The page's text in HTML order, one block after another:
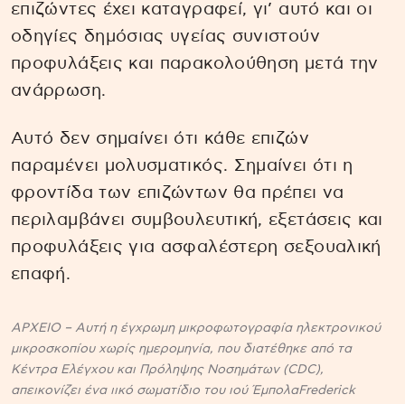
επιζώντες έχει καταγραφεί, γι’ αυτό και οι
οδηγίες δημόσιας υγείας συνιστούν
προφυλάξεις και παρακολούθηση μετά την
ανάρρωση.
Αυτό δεν σημαίνει ότι κάθε επιζών
παραμένει μολυσματικός. Σημαίνει ότι η
φροντίδα των επιζώντων θα πρέπει να
περιλαμβάνει συμβουλευτική, εξετάσεις και
προφυλάξεις για ασφαλέστερη σεξουαλική
επαφή.
ΑΡΧΕΙΟ – Αυτή η έγχρωμη μικροφωτογραφία ηλεκτρονικού
μικροσκοπίου χωρίς ημερομηνία, που διατέθηκε από τα
Κέντρα Ελέγχου και Πρόληψης Νοσημάτων (CDC),
απεικονίζει ένα ιικό σωματίδιο του ιού ΈμπολαFrederick